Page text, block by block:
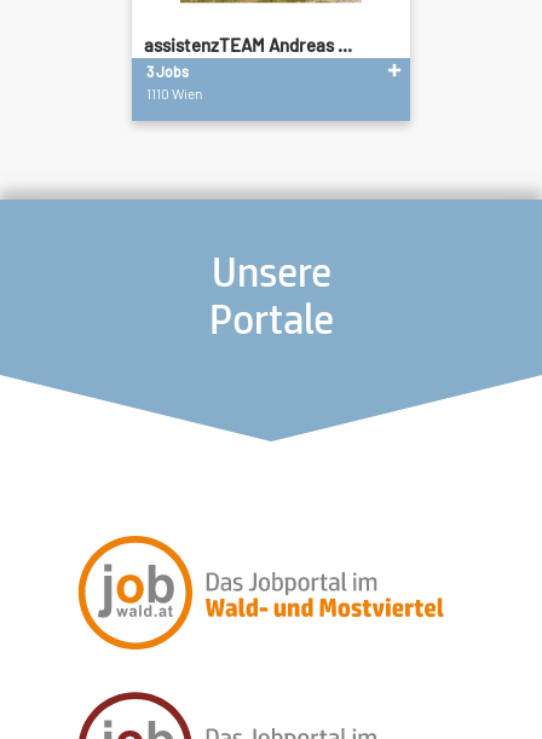
assistenzTEAM Andreas ...
3 Jobs
1110 Wien
Unsere
Portale